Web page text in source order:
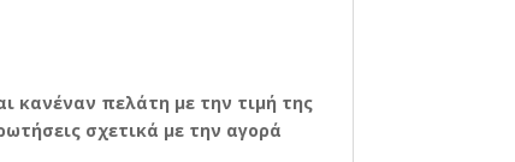
κανέναν πελάτη με την τιμή της
σχετικά με την αγορά